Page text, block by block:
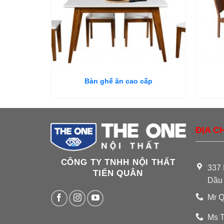
Bàn ghế ăn cao cấp
CÔNG TY TNHH NỘI THẤT
TIẾN QUÂN
ĐỊA
337
Mr
Ms